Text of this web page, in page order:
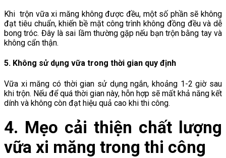
Khi trộn vữa xi măng không được đều, một số phần sẽ không
đạt tiêu chuẩn, khiến bề mặt công trình không đồng đều và dễ
bong tróc. Đây là sai lầm thường gặp nếu bạn trộn bằng tay và
không cẩn thận.
5. Không sử dụng vữa trong thời gian quy định
Vữa xi măng có thời gian sử dụng ngắn, khoảng 1-2 giờ sau
khi trộn. Nếu để quá thời gian này, hỗn hợp sẽ mất khả năng kết
dính và không còn đạt hiệu quả cao khi thi công.
4. Mẹo cải thiện chất lượng
vữa xi măng trong thi công